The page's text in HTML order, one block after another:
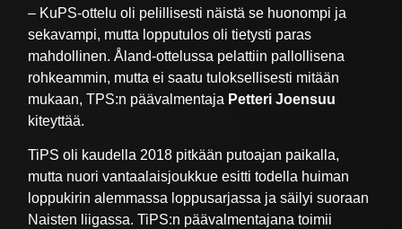
– KuPS-ottelu oli pelillisesti näistä se huonompi ja
sekavampi, mutta lopputulos oli tietysti paras
mahdollinen. Åland-ottelussa pelattiin pallollisena
rohkeammin, mutta ei saatu tuloksellisesti mitään
mukaan, TPS:n päävalmentaja Petteri Joensuu
kiteyttää.
TiPS oli kaudella 2018 pitkään putoajan paikalla,
mutta nuori vantaalaisjoukkue esitti todella huiman
loppukirin alemmassa loppusarjassa ja säilyi suoraan
Naisten liigassa. TiPS:n päävalmentajana toimii